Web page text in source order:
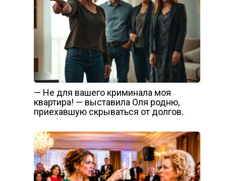
— Не для вашего криминала моя
квартира! — выставила Оля родню,
приехавшую скрываться от долгов.